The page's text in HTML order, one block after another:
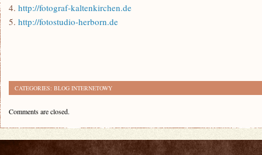
4. http://fotograf-kaltenkirchen.de
5. http://fotostudio-herborn.de
CATEGORIES: BLOG INTERNETOWY
Comments are closed.